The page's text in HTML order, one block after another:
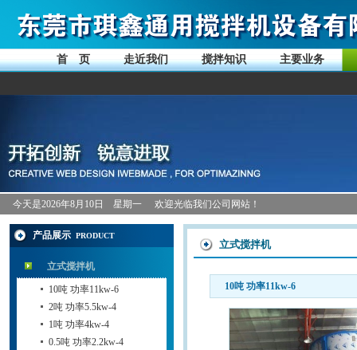
首 页 走近我们 搅拌知识 主要业务
今天是2026年8月10日 星期一 欢迎光临我们公司网站！
产品展示 PRODUCT
立式搅拌机
10吨 功率11kw-6
2吨 功率5.5kw-4
1吨 功率4kw-4
0.5吨 功率2.2kw-4
立式搅拌机
10吨 功率11kw-6